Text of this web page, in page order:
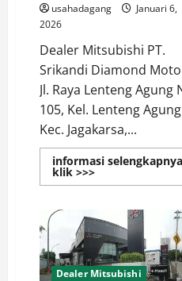
usahadagang
Januari 6,
2026
Dealer Mitsubishi PT.
Srikandi Diamond
Jl. Raya Lenteng Agung
105, Kel. Lenteng Agung
Kec. Jagakarsa,...
informasi selengkapnya
klik >>>Read
more
Resmi
Mitsubishi
Lenteng
Agung
Jakarta
Selatan
Dealer Mitsubishi